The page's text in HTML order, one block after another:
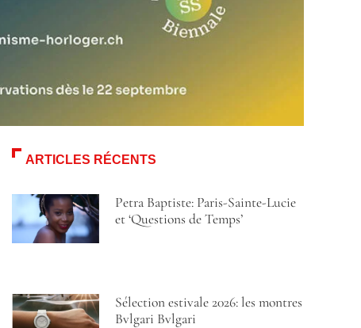
ARTICLES RÉCENTS
Petra Baptiste: Paris-Sainte-Lucie
et ‘Questions de Temps’
Sélection estivale 2026: les montres
Bvlgari Bvlgari